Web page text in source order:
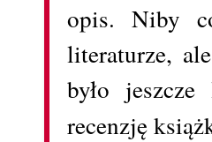
opis. Niby
literaturze,
było
recenzję